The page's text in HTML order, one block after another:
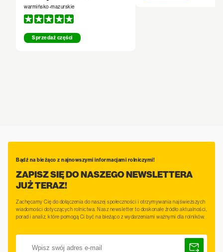
warmińsko-mazurskie
Sprzedaż części
Bądź na bieżąco z najnowszymi informacjami rolniczymi!
ZAPISZ SIĘ DO NASZEGO NEWSLETTERA
JUŻ TERAZ!
Zachęcamy Cię do dołączenia do naszej społeczności i otrzymywania najświeższych
wiadomości dotyczących rolnictwa. Nasz newsletter to doskonałe źródło aktualności,
porad i analiz, które pomogą Ci być na bieżąco z wydarzeniami ważnymi dla rolników.